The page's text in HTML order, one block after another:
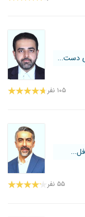
دست...
۱۰۵ نفر
۵۵ نفر